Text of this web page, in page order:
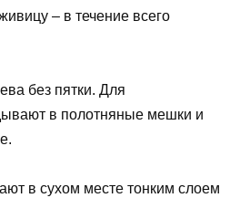
– в течение всего
без пятки. Для
в полотняные мешки и
в сухом месте тонким слоем